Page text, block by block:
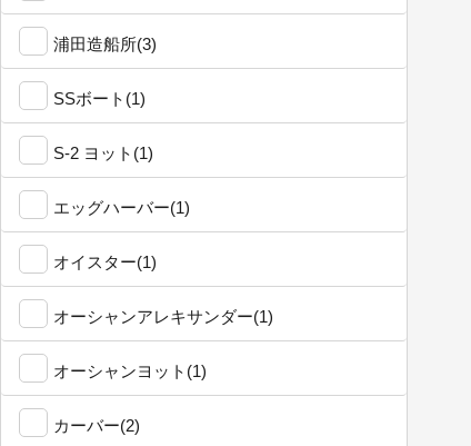
浦田造船所(3)
SSボート(1)
S-2 ヨット(1)
エッグハーバー(1)
オイスター(1)
オーシャンアレキサンダー(1)
オーシャンヨット(1)
カーバー(2)